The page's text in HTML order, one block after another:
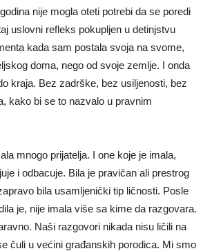
nije mogla oteti potrebi da se poredi
uslovni refleks pokupljen u detinjstvu
kada sam postala svoja na svome,
doma, nego od svoje zemlje. I onda
kraja. Bez zadrške, bez usiljenosti, bez
kako bi se to nazvalo u pravnim
mnogo prijatelja. I one koje je imala,
i odbacuje. Bila je pravičan ali prestrog
bila usamljenički tip ličnosti. Posle
je, nije imala više sa kime da razgovara.
Naši razgovori nikada nisu ličili na
čuli u većini građanskih porodica. Mi smo